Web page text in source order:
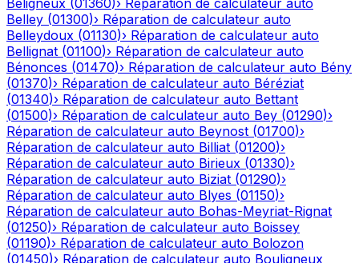
Belley (01300)› Réparation de calculateur auto
Belleydoux (01130)› Réparation de calculateur auto
Bellignat (01100)› Réparation de calculateur auto
Bénonces (01470)› Réparation de calculateur auto Bény
(01370)› Réparation de calculateur auto Béréziat
(01340)› Réparation de calculateur auto Bettant
(01500)› Réparation de calculateur auto Bey (01290)›
Réparation de calculateur auto Beynost (01700)›
Réparation de calculateur auto Billiat (01200)›
Réparation de calculateur auto Birieux (01330)›
Réparation de calculateur auto Biziat (01290)›
Réparation de calculateur auto Blyes (01150)›
Réparation de calculateur auto Bohas-Meyriat-Rignat
(01250)› Réparation de calculateur auto Boissey
(01190)› Réparation de calculateur auto Bolozon
(01450)› Réparation de calculateur auto Bouligneux